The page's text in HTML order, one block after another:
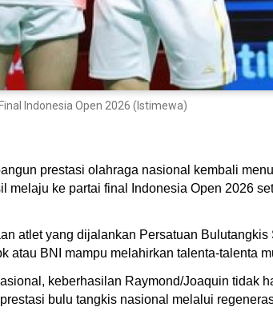
Indonesia Open 2026 (Istimewa)
prestasi olahraga nasional kembali
ke partai final Indonesia Open 2026
atlet yang dijalankan Persatuan
atau BNI mampu melahirkan talenta-talenta
keberhasilan Raymond/Joaquin tidak
bulu tangkis nasional melalui